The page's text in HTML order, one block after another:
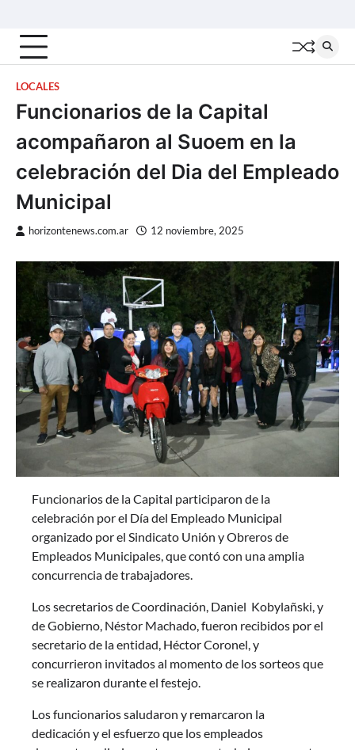
content
LOCALES
Funcionarios de la Capital
acompañaron al Suoem en la
celebración del Dia del Empleado
Municipal
horizontenews.com.ar 12 noviembre, 2025
Funcionarios de la Capital participaron de la
celebración por el Día del Empleado Municipal
organizado por el Sindicato Unión y Obreros de
Empleados Municipales, que contó con una amplia
concurrencia de trabajadores.
Los secretarios de Coordinación, Daniel Kobylañski, y
de Gobierno, Néstor Machado, fueron recibidos por el
secretario de la entidad, Héctor Coronel, y
concurrieron invitados al momento de los sorteos que
se realizaron durante el festejo.
Los funcionarios saludaron y remarcaron la
dedicación y el esfuerzo que los empleados